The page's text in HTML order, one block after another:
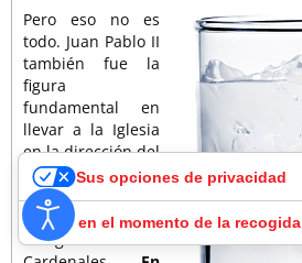
Pero eso no es
todo. Juan Pablo II
también fue la
figura
fundamental en
llevar a la Iglesia
en la dirección del
ecumenismo, y
fue él quien elevó
a Bergoglio al
Colegio de
Sus opciones de privacidad
Aviso en el momento de la recogida